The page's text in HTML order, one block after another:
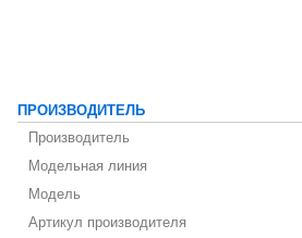
ПРОИЗВОДИТЕЛЬ
Производитель
Модельная линия
Модель
Артикул производителя